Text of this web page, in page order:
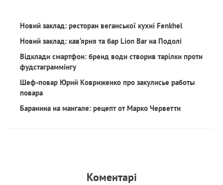
Новий заклад: ресторан веганської кухні Fenkhel
Новий заклад: кав‘ярня та бар Lion Bar на Подолі
Відклади смартфон: бренд води створив тарілки проти
фудстаграммінгу
Шеф-повар Юрий Ковриженко про закулисье работы
повара
Баранина на мангале: рецепт от Марко Черветти
Коментарi